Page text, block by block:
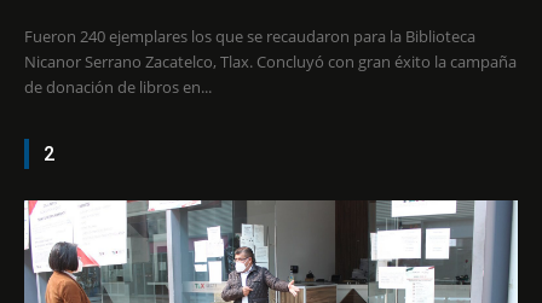
Fueron 240 ejemplares los que se recaudaron para la Biblioteca
Nicanor Serrano Zacatelco, Tlax. Concluyó con gran éxito la campaña
de donación de libros en...
2